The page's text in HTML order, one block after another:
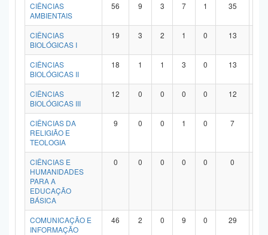
CIÊNCIAS
AMBIENTAIS
56 9 3 7 1 35
CIÊNCIAS
BIOLÓGICAS I
19 3 2 1 0 13
CIÊNCIAS
BIOLÓGICAS II
18 1 1 3 0 13
CIÊNCIAS
BIOLÓGICAS III
12 0 0 0 0 12
CIÊNCIAS DA
RELIGIÃO E
TEOLOGIA
9 0 0 1 0 7
CIÊNCIAS E
HUMANIDADES
PARA A
EDUCAÇÃO
BÁSICA
0 0 0 0 0 0
COMUNICAÇÃO E
INFORMAÇÃO
46 2 0 9 0 29